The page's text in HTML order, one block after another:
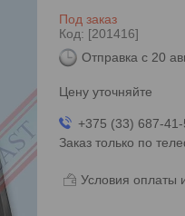
Под заказ
Код: [201416]
Отправка с 20
Цену уточняйте
+375 (33) 687-41-
Заказ только по
Условия оплаты